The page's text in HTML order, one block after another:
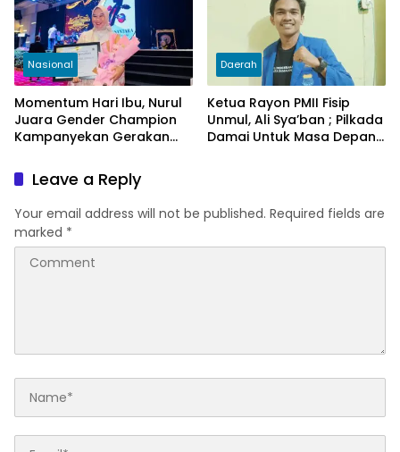
Nasional
Momentum Hari Ibu, Nurul
Juara Gender Champion
Kampanyekan Gerakan
Mengurangi Tingginya
Angka Kematian Ibu (AKI)
Daerah
Ketua Rayon PMII Fisip
Unmul, Ali Sya’ban ; Pilkada
Damai Untuk Masa Depan
Leave a Reply
Your email address will not be published. Required fields are
marked *